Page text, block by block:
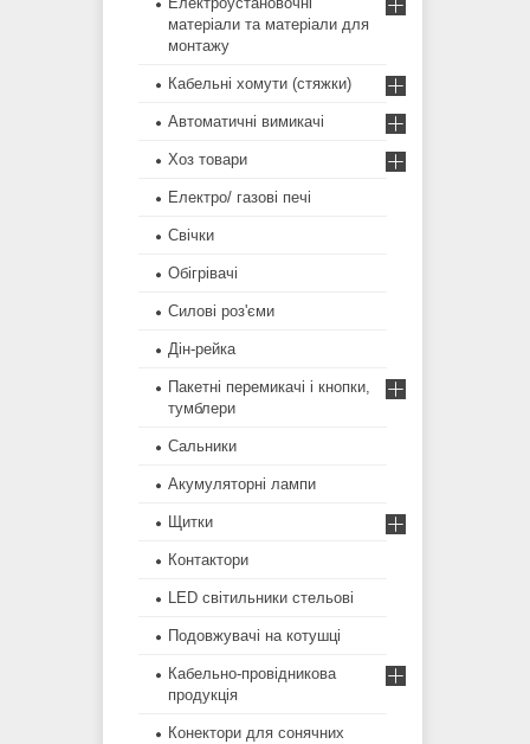
матеріали та матеріали для
монтажу
Кабельні хомути (стяжки)
Автоматичні вимикачі
Хоз товари
Електро/ газові печі
Свічки
Обігрівачі
Силові роз'єми
Дін-рейка
Пакетні перемикачі і кнопки,
тумблери
Сальники
Акумуляторні лампи
Щитки
Контактори
LED світильники стельові
Подовжувачі на котушці
Кабельно-провідникова
продукція
Конектори для сонячних